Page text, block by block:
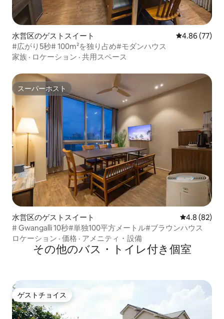
水営区のゲストスイート レビュー77
4.86 (77)
#広がり5秒# 100m²を独り占め#モダンハウス
家族 · ロケーション · 共用スペース
スーパーホスト
スーパーホスト
水営区のゲストスイート レビュー82
4.8 (82)
# Gwangalli 10秒#単独100平方メートル#ブラウンハウス
ロケーション · 価格 · アメニティ・設備
その他のバス・トイレ付き個室
ゲストチョイス
ゲストチョイス